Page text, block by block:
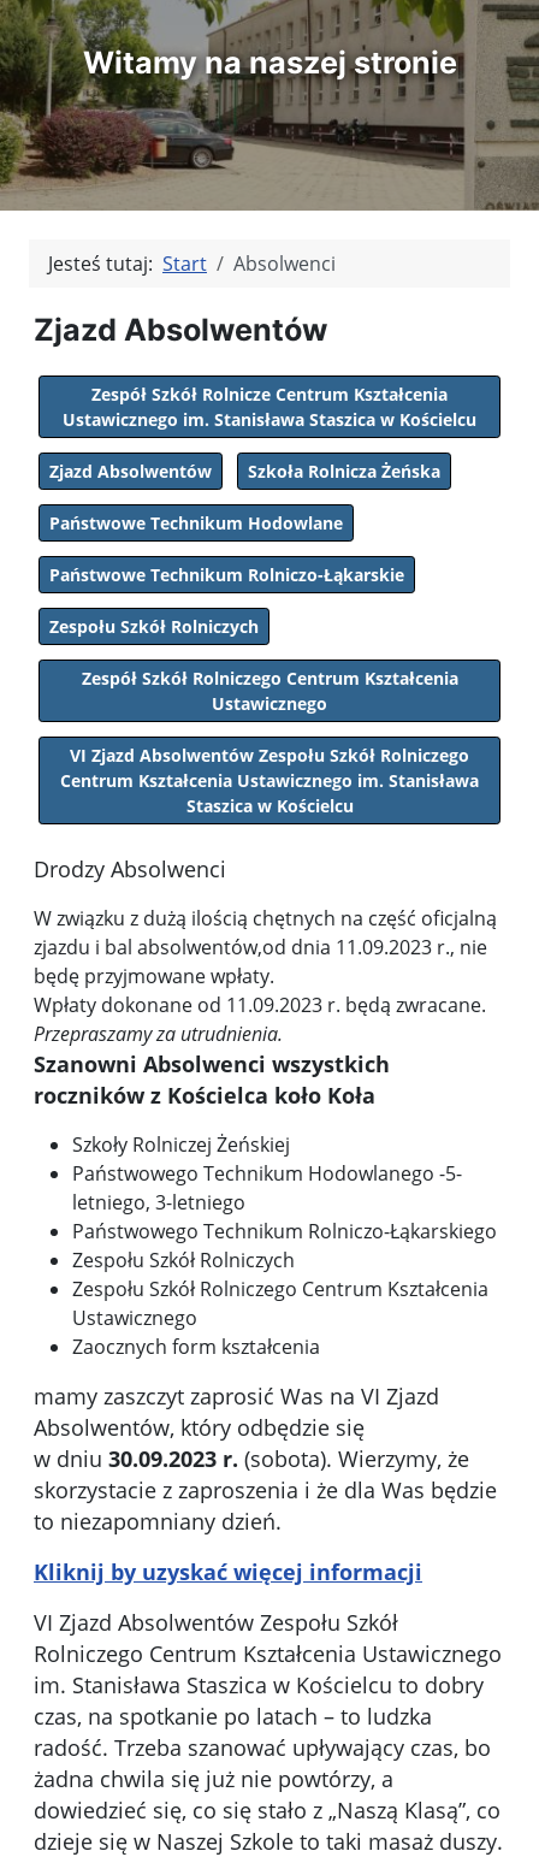
Witamy na naszej stronie
Jesteś tutaj: Start Absolwenci
Zjazd Absolwentów
Zespół Szkół Rolnicze Centrum Kształcenia
Ustawicznego im. Stanisława Staszica w Kościelcu
Zjazd Absolwentów Szkoła Rolnicza Żeńska
Państwowe Technikum Hodowlane
Państwowe Technikum Rolniczo-Łąkarskie
Zespołu Szkół Rolniczych
Zespół Szkół Rolniczego Centrum Kształcenia
Ustawicznego
VI Zjazd Absolwentów Zespołu Szkół Rolniczego
Centrum Kształcenia Ustawicznego im. Stanisława
Staszica w Kościelcu
Drodzy Absolwenci
W związku z dużą ilością chętnych na część oficjalną
zjazdu i bal absolwentów,od dnia 11.09.2023 r., nie
będę przyjmowane wpłaty.
Wpłaty dokonane od 11.09.2023 r. będą zwracane.
Przepraszamy za utrudnienia.
Szanowni Absolwenci wszystkich
roczników z Kościelca koło Koła
Szkoły Rolniczej Żeńskiej
Państwowego Technikum Hodowlanego -5-
letniego, 3-letniego
Państwowego Technikum Rolniczo-Łąkarskiego
Zespołu Szkół Rolniczych
Zespołu Szkół Rolniczego Centrum Kształcenia
Ustawicznego
Zaocznych form kształcenia
mamy zaszczyt zaprosić Was na VI Zjazd
Absolwentów, który odbędzie się
w dniu 30.09.2023 r. (sobota). Wierzymy, że
skorzystacie z zaproszenia i że dla Was będzie
to niezapomniany dzień.
Kliknij by uzyskać więcej informacji
VI Zjazd Absolwentów Zespołu Szkół
Rolniczego Centrum Kształcenia Ustawicznego
im. Stanisława Staszica w Kościelcu to dobry
czas, na spotkanie po latach – to ludzka
radość. Trzeba szanować upływający czas, bo
żadna chwila się już nie powtórzy, a
dowiedzieć się, co się stało z „Naszą Klasą”, co
dzieje się w Naszej Szkole to taki masaż duszy.